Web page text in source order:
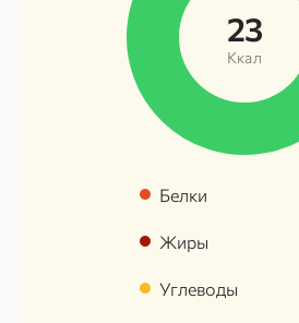
23
Ккал
Белки
Жиры
Углеводы